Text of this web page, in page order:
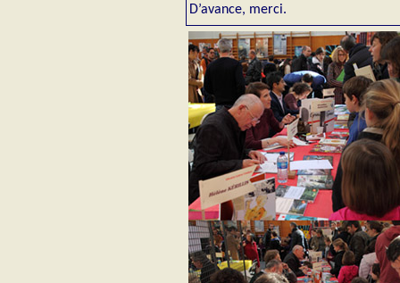
D’avance, merci.